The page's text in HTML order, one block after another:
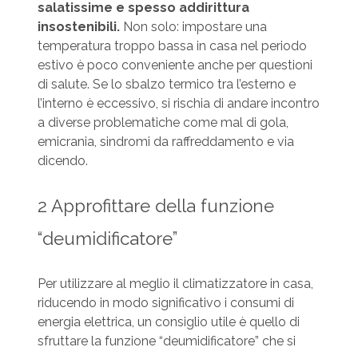
salatissime e spesso addirittura
insostenibili.Non solo: impostare una
temperatura troppo bassa in casa nel periodo
estivo è poco conveniente anche per questioni
di salute. Se lo sbalzo termico tra l’esterno e
l’interno è eccessivo, si rischia di andare incontro
a diverse problematiche come mal di gola,
emicrania, sindromi da raffreddamento e via
dicendo.
2 Approfittare della funzione
“deumidificatore”
Per utilizzare al meglio il climatizzatore in casa,
riducendo in modo significativo i consumi di
energia elettrica, un consiglio utile è quello di
sfruttare la funzione “deumidificatore” che si